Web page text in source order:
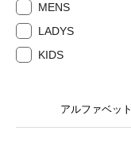
MENS
LADYS
KIDS
アルファベット